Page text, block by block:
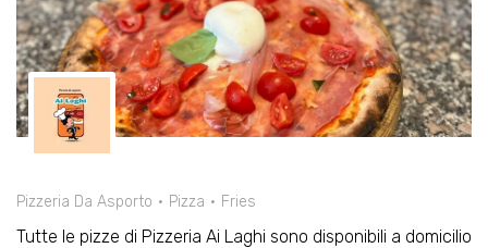
Pizzeria Da Asporto Pizza Fries
Tutte le pizze di Pizzeria Ai Laghi sono disponibili a domicilio